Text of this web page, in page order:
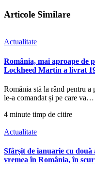
Articole Similare
Actualitate
România, mai aproape de
Lockheed Martin a livrat
România stă la rând pentru
le-a comandat și pe care va…
4 minute timp de citire
Actualitate
Sfârșit de ianuarie cu
vremea în România, în